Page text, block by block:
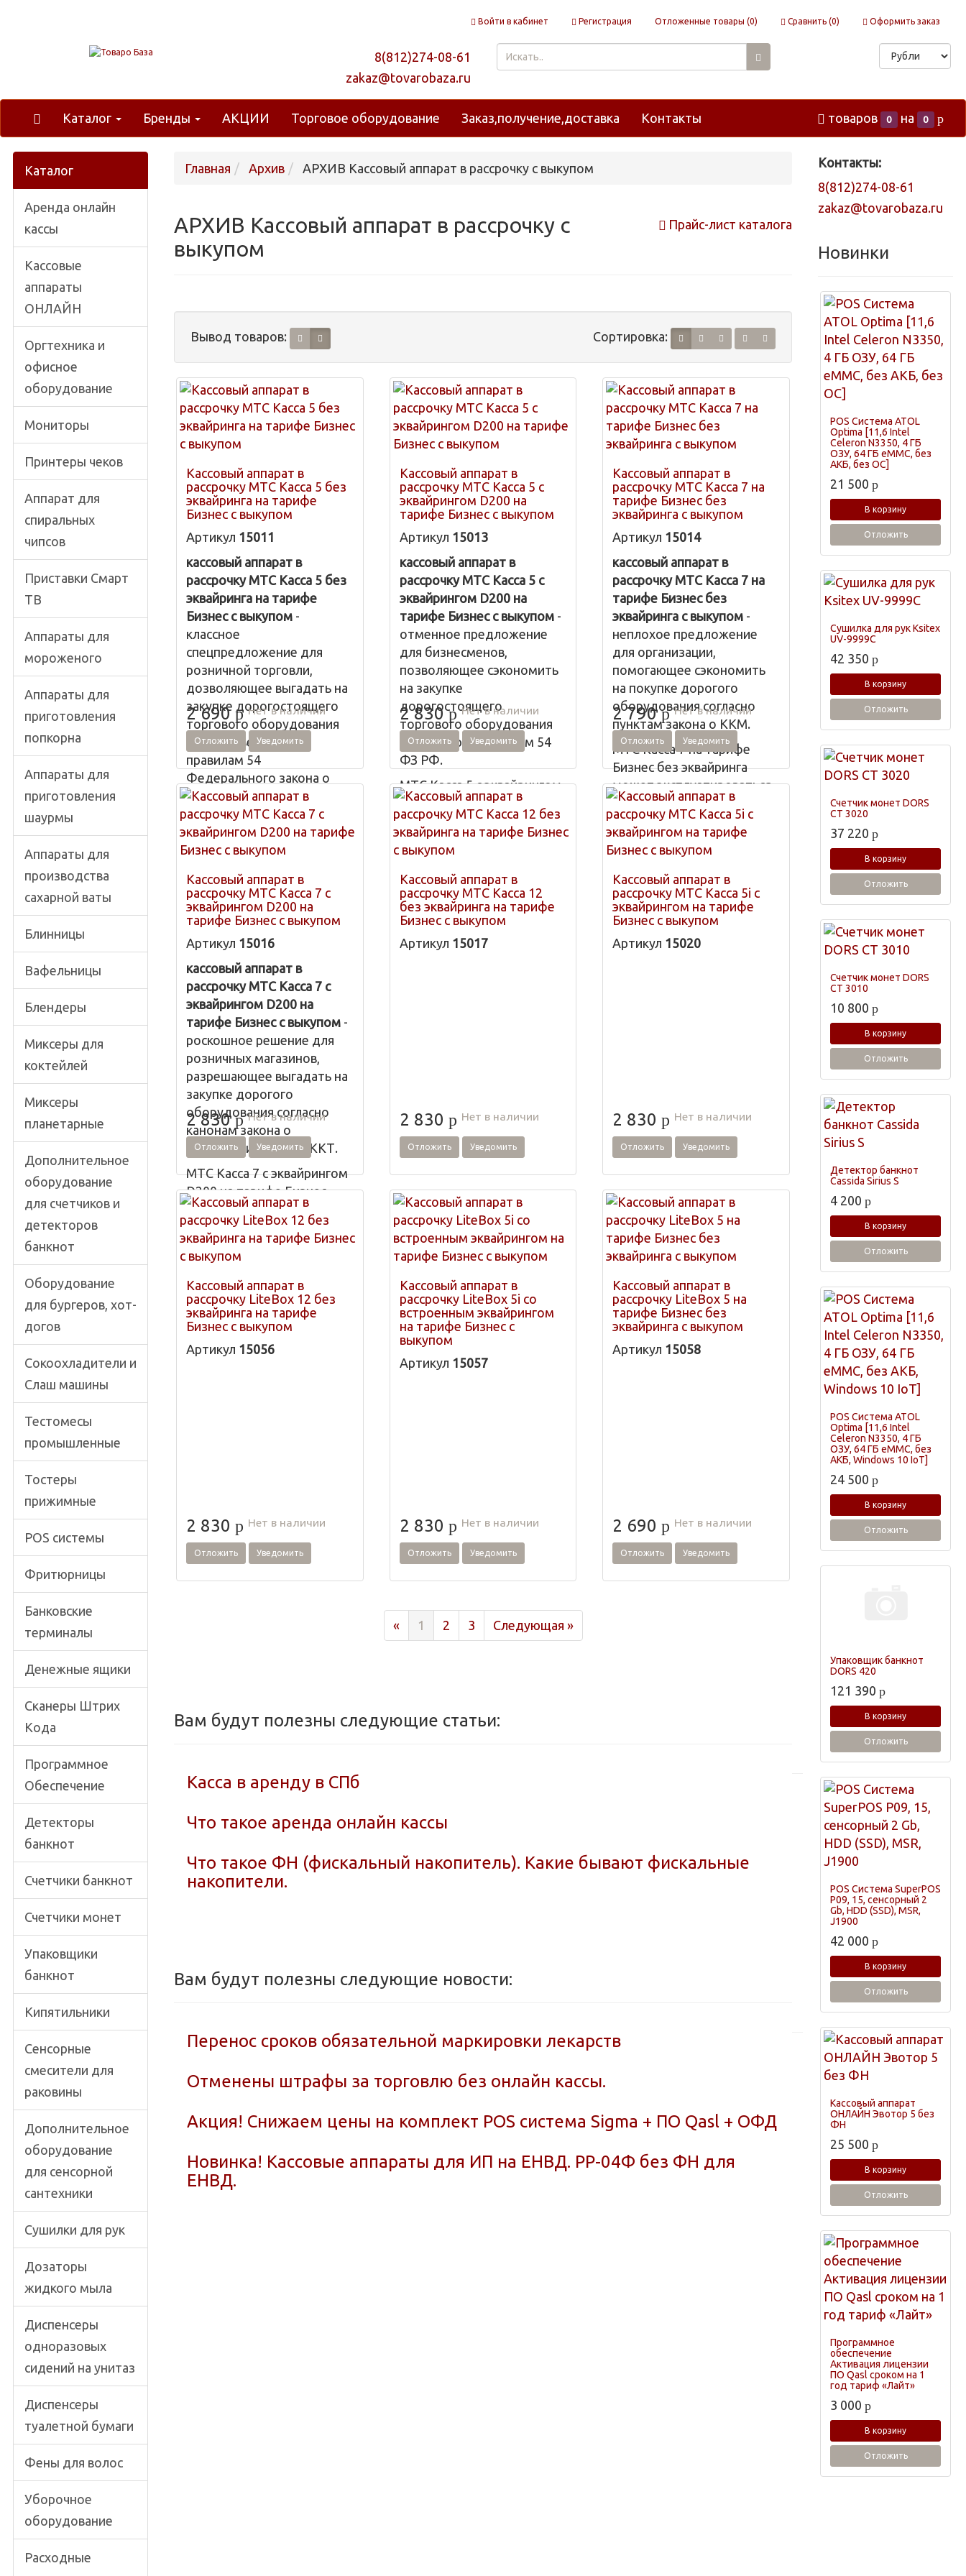
Войти в кабинет Регистрация Отложенные товары (0) Сравнить (0) Оформить заказ
8(812)274-08-61
zakaz@tovarobaza.ru
Каталог Бренды АКЦИИ Торговое оборудование Заказ,получение,доставка Контакты товаров 0 на 0 p
Каталог
Аренда онлайн
кассы
Кассовые
аппараты
ОНЛАЙН
Оргтехника и
офисное
оборудование
Мониторы
Принтеры чеков
Аппарат для
спиральных
чипсов
Приставки Смарт
ТВ
Аппараты для
мороженого
Аппараты для
приготовления
попкорна
Аппараты для
приготовления
шаурмы
Аппараты для
производства
сахарной ваты
Блинницы
Вафельницы
Блендеры
Миксеры для
коктейлей
Миксеры
планетарные
Дополнительное
оборудование
для счетчиков и
детекторов
банкнот
Оборудование
для бургеров, хот-
догов
Сокоохладители и
Слаш машины
Тестомесы
промышленные
Тостеры
прижимные
POS системы
Фритюрницы
Банковские
терминалы
Денежные ящики
Сканеры Штрих
Кода
Программное
Обеспечение
Детекторы
банкнот
Счетчики банкнот
Счетчики монет
Упаковщики
банкнот
Кипятильники
Сенсорные
смесители для
раковины
Дополнительное
оборудование
для сенсорной
сантехники
Сушилки для рук
Дозаторы
жидкого мыла
Диспенсеры
одноразовых
сидений на унитаз
Диспенсеры
туалетной бумаги
Фены для волос
Уборочное
оборудование
Расходные
Главная Архив АРХИВ Кассовый аппарат в рассрочку с выкупом
Прайс-лист каталога
АРХИВ Кассовый аппарат в рассрочку с
выкупом
Вывод товаров: Сортировка:
Кассовый аппарат в
рассрочку МТС Касса 5 без
эквайринга на тарифе
Бизнес с выкупом
Артикул 15011
кассовый аппарат в
рассрочку МТС Касса 5 без
эквайринга на тарифе
Бизнес с выкупом -
классное
спецпредложение для
розничной торговли,
дозволяющее выгадать на
закупке дорогостоящего
торгового оборудования
для соответствия
правилам 54
Федерального закона о
применении кассовых
аппаратов.
МТС Касса 5 без эквайринга
на тарифе Бизнес
возможна к эксплуатации в
точках быстрого питания,
гастрономах, торговых
палатках, туристических
компаниях, универмагах,
бутиках и бакалеях.
2 690p Нет в наличии
Отложить Уведомить
Кассовый аппарат в
рассрочку МТС Касса 5 с
эквайрингом D200 на
тарифе Бизнес с выкупом
Артикул 15013
кассовый аппарат в
рассрочку МТС Касса 5 с
эквайрингом D200 на
тарифе Бизнес с выкупом-
отменное предложение
для бизнесменов,
позволяющее сэкономить
на закупке
дорогостоящего
торгового оборудования
согласно регламентам 54
ФЗ РФ.
МТС Касса 5 с эквайрингом
D200 на тарифе Бизнес
может использоваться в
торговых островках,
трактирах, универмагах,
супермаркетах,
магазинчиках и турфирмах.
2 830p Нет в наличии
Отложить Уведомить
Кассовый аппарат в
рассрочку МТС Касса 7 на
тарифе Бизнес без
эквайринга с выкупом
Артикул 15014
кассовый аппарат в
рассрочку МТС Касса 7 на
тарифе Бизнес без
эквайринга с выкупом -
неплохое предложение
для организации,
помогающее сэкономить
на покупке дорогого
оборудования согласно
пунктам закона о ККМ.
МТС Касса 7 на тарифе
Бизнес без эквайринга
может эксплуатироваться
в торговых островках,
бутиках, гастрономах,
точках быстрого питания,
лавках, магазинах одежды
и супермаркетах.
2 790p Нет в наличии
Отложить Уведомить
Кассовый аппарат в
рассрочку МТС Касса 7 с
эквайрингом D200 на
тарифе Бизнес с выкупом
Артикул 15016
кассовый аппарат в
рассрочку МТС Касса 7 с
эквайрингом D200 на
тарифе Бизнес с выкупом -
роскошное решение для
розничных магазинов,
разрешающее выгадать на
закупке дорогого
оборудования согласно
канонам закона о
применении онлайн ККТ.
МТС Касса 7 с эквайрингом
D200 на тарифе Бизнес
может использоваться в
торговых палатках,
магазинах одежды,
туристических компаниях,
лавках и магазинчиках.
2 830p Нет в наличии
Отложить Уведомить
Кассовый аппарат в
рассрочку МТС Касса 12
без эквайринга на тарифе
Бизнес с выкупом
Артикул 15017
2 830 p Нет в наличии
Отложить Уведомить
Кассовый аппарат в
рассрочку МТС Касса 5i с
эквайрингом на тарифе
Бизнес с выкупом
Артикул 15020
2 830p Нет в наличии
Отложить Уведомить
Кассовый аппарат в
рассрочку LiteBox 12 без
эквайринга на тарифе
Бизнес с выкупом
Артикул 15056
2 830 p Нет в наличии
Отложить Уведомить
Кассовый аппарат в
рассрочку LiteBox 5i со
встроенным эквайрингом
на тарифе Бизнес с
выкупом
Артикул 15057
2 830 p Нет в наличии
Отложить Уведомить
Кассовый аппарат в
рассрочку LiteBox 5 на
тарифе Бизнес без
эквайринга с выкупом
Артикул 15058
2 690p Нет в наличии
Отложить Уведомить
«Previous
1 2 3 Следующая »Next
Вам будут полезны следующие статьи:
Касса в аренду в СПб
Что такое аренда онлайн кассы
Что такое ФН (фискальный накопитель). Какие бывают фискальные
накопители.
Вам будут полезны следующие новости:
Перенос сроков обязательной маркировки лекарств
Отменены штрафы за торговлю без онлайн кассы.
Акция! Снижаем цены на комплект POS система Sigma + ПО Qasl + ОФД
Новинка! Кассовые аппараты для ИП на ЕНВД. РР-04Ф без ФН для
ЕНВД.
Контакты:
8(812)274-08-61
zakaz@tovarobaza.ru
Новинки
POS Система ATOL
Optima [11,6 Intel
Celeron N3350, 4 ГБ
ОЗУ, 64 ГБ eMMC, без
АКБ, без ОС]
21 500 p
В корзину
Отложить
Сушилка для рук Ksitex
UV-9999С
42 350 p
В корзину
Отложить
Счетчик монет DORS
CT 3020
37 220 p
В корзину
Отложить
Счетчик монет DORS
CT 3010
10 800 p
В корзину
Отложить
Детектор банкнот
Cassida Sirius S
4 200 p
В корзину
Отложить
POS Система ATOL
Optima [11,6 Intel
Celeron N3350, 4 ГБ
ОЗУ, 64 ГБ eMMC, без
АКБ, Windows 10 IoT]
24 500 p
В корзину
Отложить
Упаковщик банкнот
DORS 420
121 390 p
В корзину
Отложить
POS Система SuperPOS
P09, 15, сенсорный 2
Gb, HDD (SSD), MSR,
J1900
42 000 p
В корзину
Отложить
Кассовый аппарат
ОНЛАЙН Эвотор 5 без
ФН
25 500 p
В корзину
Отложить
Программное
обеспечение
Активация лицензии
ПО Qasl сроком на 1
год тариф «Лайт»
3 000 p
В корзину
Отложить